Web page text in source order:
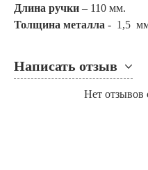
Длина ручки – 110 мм.
Толщина металла - 1,5
Написать отзыв
Нет отзывов